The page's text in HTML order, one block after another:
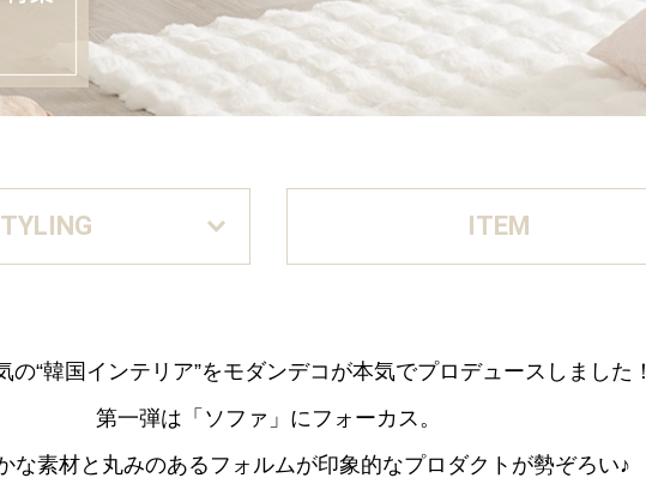
ITEM
の“韓国インテリア”をモダンデコが本気でプロデュースしました！
第一弾は「ソファ」にフォーカス。
な素材と丸みのあるフォルムが印象的なプロダクトが勢ぞろい♪